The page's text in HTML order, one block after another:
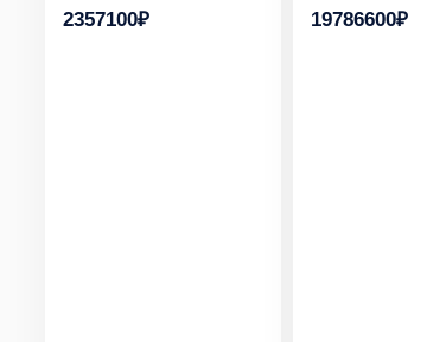
2357100₽ 19786600₽